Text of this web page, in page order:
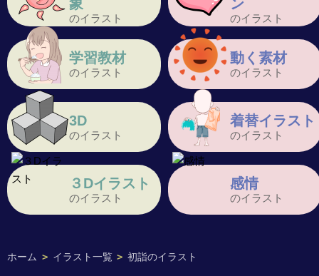
ホーム > イラスト一覧 > 初詣のイラスト
象
のイラスト
ン
のイラスト
学習教材
のイラスト
動く素材
のイラスト
3D
のイラスト
着替イラスト
のイラスト
３Dイラスト
のイラスト
感情
のイラスト